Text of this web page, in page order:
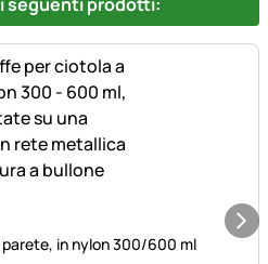
seguenti prodotti:
in nylon 300/600 ml